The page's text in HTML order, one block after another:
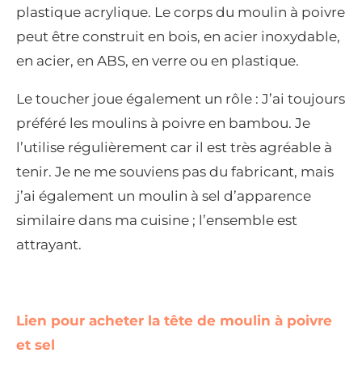
plastique acrylique. Le corps du moulin à poivre
peut être construit en bois, en acier inoxydable,
en acier, en ABS, en verre ou en plastique.
Le toucher joue également un rôle : J’ai toujours
préféré les moulins à poivre en bambou. Je
l’utilise régulièrement car il est très agréable à
tenir. Je ne me souviens pas du fabricant, mais
j’ai également un moulin à sel d’apparence
similaire dans ma cuisine ; l’ensemble est
attrayant.
Lien pour acheter la tête de moulin à poivre
et sel